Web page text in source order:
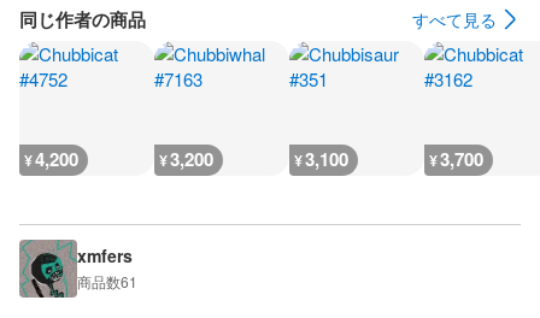
同じ作者の商品 すべて見る
¥4,200 ¥3,200 ¥3,100 ¥3,700
xmfers
商品数61